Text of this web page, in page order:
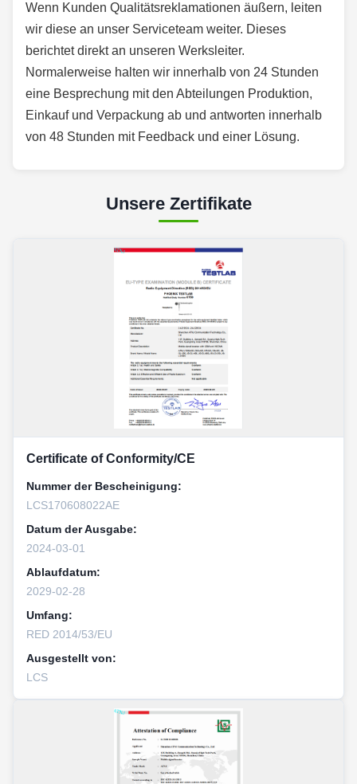
Wenn Kunden Qualitätsreklamationen äußern, leiten
wir diese an unser Serviceteam weiter. Dieses
berichtet direkt an unseren Werksleiter.
Normalerweise halten wir innerhalb von 24 Stunden
eine Besprechung mit den Abteilungen Produktion,
Einkauf und Verpackung ab und antworten innerhalb
von 48 Stunden mit Feedback und einer Lösung.
Unsere Zertifikate
Certificate of Conformity/CE
Nummer der Bescheinigung:
LCS170608022AE
Datum der Ausgabe:
2024-03-01
Ablaufdatum:
2029-02-28
Umfang:
RED 2014/53/EU
Ausgestellt von:
LCS